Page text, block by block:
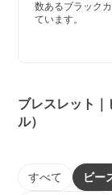
数あるブラック
ています。
ブレスレット
ル）
すべて ビー